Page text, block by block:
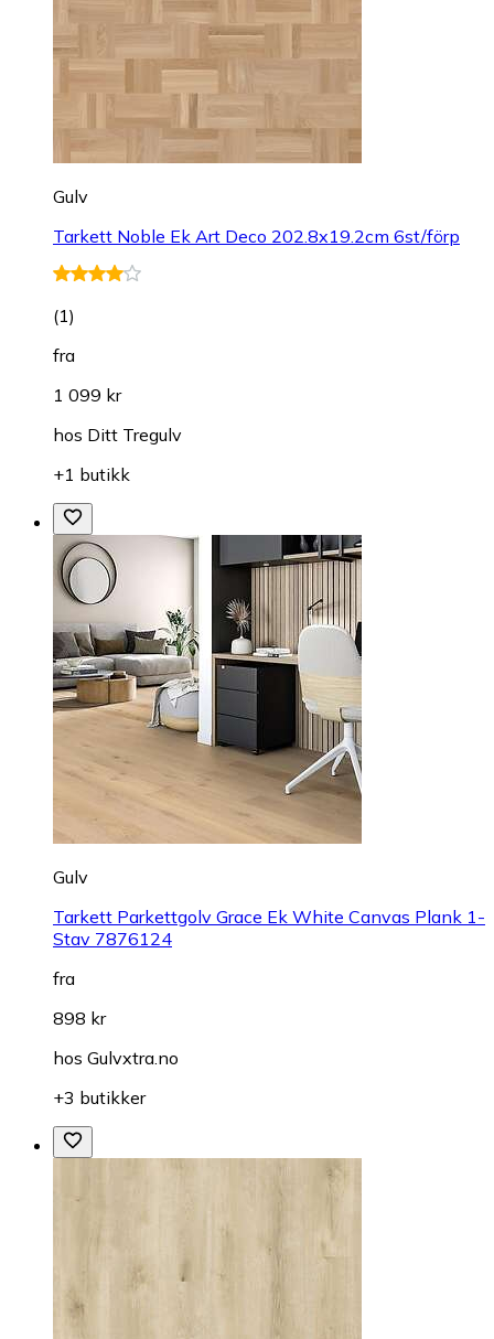
Gulv
Tarkett Noble Ek Art Deco 202.8x19.2cm 6st/förp
(1)
fra
1 099 kr
hos Ditt Tregulv
+1 butikk
Gulv
Tarkett Parkettgolv Grace Ek White Canvas Plank 1-
Stav 7876124
fra
898 kr
hos Gulvxtra.no
+3 butikker